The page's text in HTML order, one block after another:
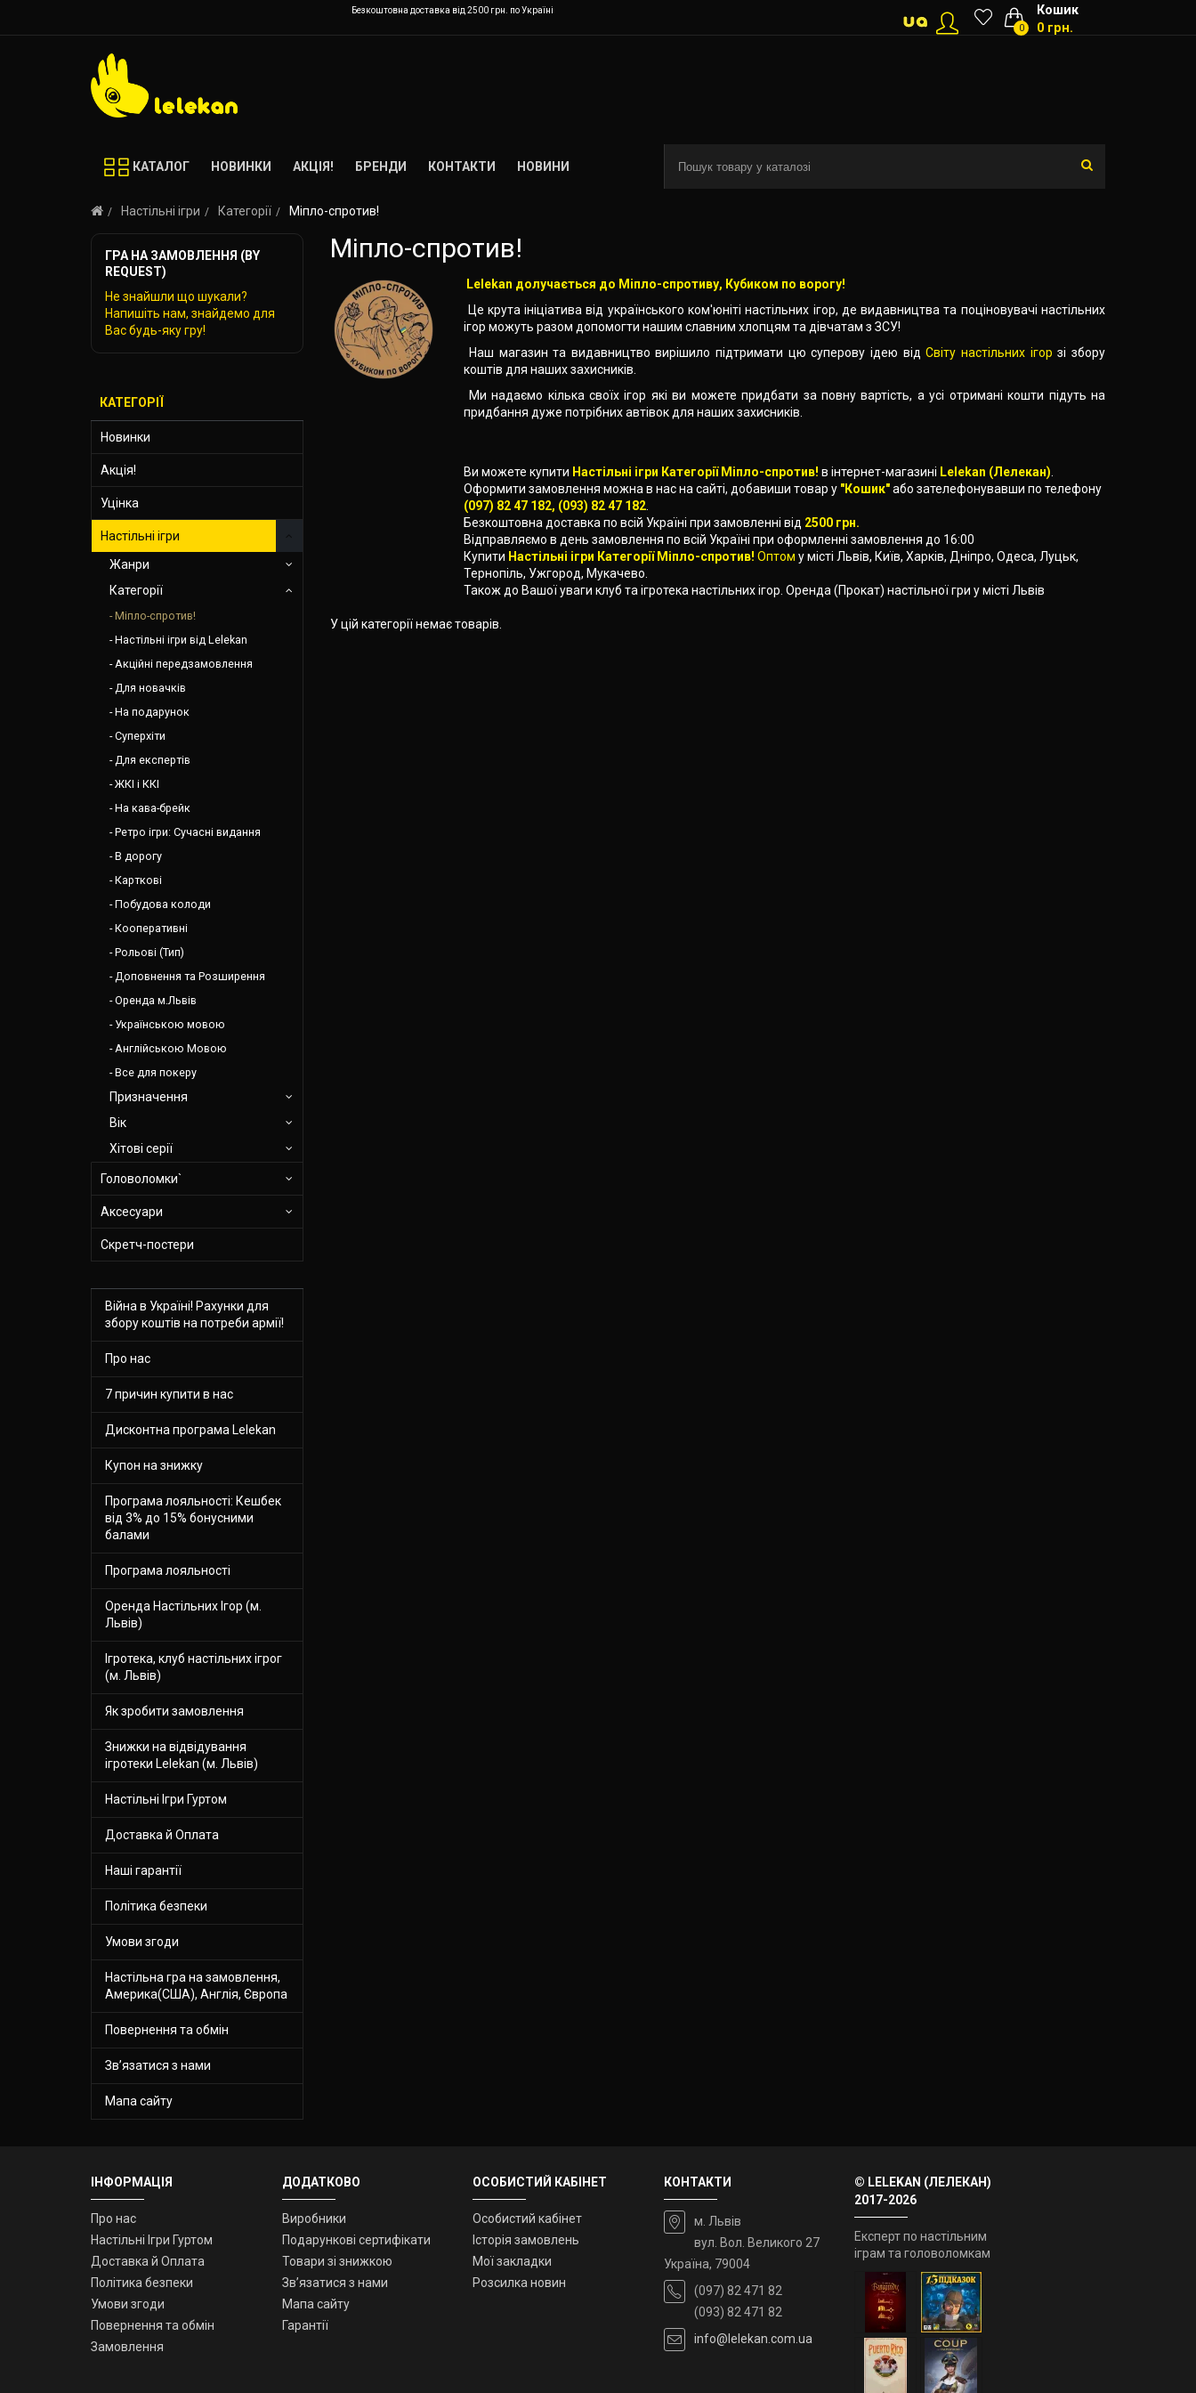
Безкоштовна доставка від 2500 грн. по Україні Кошик
0 0 грн.
КАТАЛОГ НОВИНКИ АКЦІЯ! БРЕНДИ КОНТАКТИ НОВИНИ
Настільні ігри Категорії Міпло-спротив!
ГРА НА ЗАМОВЛЕННЯ (BY
REQUEST)
Не знайшли що шукали?
Напишіть нам, знайдемо для
Вас будь-яку гру!
КАТЕГОРІЇ
Новинки
Акція!
Уцінка
Настільні ігри
Жанри
Категорії
Міпло-спротив!
Настільні ігри від Lelekan
Акційні передзамовлення
Для новачків
На подарунок
Суперхіти
Для експертів
ЖКІ і ККІ
На кава-брейк
Ретро ігри: Сучасні видання
В дорогу
Карткові
Побудова колоди
Кооперативні
Рольові (Тип)
Доповнення та Розширення
Оренда м.Львів
Українською мовою
Англійською Мовою
Все для покеру
Призначення
Вік
Хітові серії
Головоломки`
Аксесуари
Скретч-постери
Війна в Україні! Рахунки для
збору коштів на потреби армії!
Про нас
7 причин купити в нас
Дисконтна програма Lelekan
Купон на знижку
Програма лояльності: Кешбек
від 3% до 15% бонусними
балами
Програма лояльності
Оренда Настільних Ігор (м.
Львів)
Ігротека, клуб настільних ігрог
(м. Львів)
Як зробити замовлення
Знижки на відвідування
ігротеки Lelekan (м. Львів)
Настільні Ігри Гуртом
Доставка й Оплата
Наші гарантії
Політика безпеки
Умови згоди
Настільна гра на замовлення,
Америка(США), Англія, Європа
Повернення та обмін
Зв’язатися з нами
Мапа сайту
Міпло-спротив!
Lelekan долучається до Міпло-спротиву, Кубиком по ворогу!
Це крута ініціатива від українського ком'юніті настільних ігор, де видавництва та поціновувачі настільних
ігор можуть разом допомогти нашим славним хлопцям та дівчатам з ЗСУ!
Наш магазин та видавництво вирішило підтримати цю суперову ідею відСвіту настільних ігор зі збору
коштів для наших захисників.
Ми надаємо кілька своїх ігор які ви можете придбати за повну вартість, а усі отримані кошти підуть на
придбання дуже потрібних автівок для наших захисників.
Ви можете купити Настільні ігри Категорії Міпло-спротив! в інтернет-магазині Lelekan (Лелекан)
Оформити замовлення можна в нас на сайті, добавиши товар у "Кошик"або зателефонувавши по телефону
(097) 82 47 182, (093) 82 47 182
Безкоштовна доставка по всій Україні при замовленні від 2500 грн.
Відправляємо в день замовлення по всій Україні при оформленні замовлення до 16:00
Купити Настільні ігри Категорії Міпло-спротив! Оптом у місті Львів, Київ, Харків, Дніпро, Одеса, Луцьк,
Тернопіль, Ужгород, Мукачево.
Також до Вашої уваги клуб та ігротека настільних ігор. Оренда (Прокат) настільної гри у місті Львів
У цій категорії немає товарів.
ІНФОРМАЦІЯ
Про нас
Настільні Ігри Гуртом
Доставка й Оплата
Політика безпеки
Умови згоди
Повернення та обмін
Замовлення
ДОДАТКОВО
Виробники
Подарункові сертифікати
Товари зі знижкою
Зв’язатися з нами
Мапа сайту
Гарантії
ОСОБИСТИЙ КАБІНЕТ
Особистий кабінет
Історія замовлень
Мої закладки
Розсилка новин
КОНТАКТИ
м. Львів
вул. Вол. Великого 27
Україна, 79004
(097) 82 471 82
(093) 82 471 82
info@lelekan.com.ua
© LELEKAN (ЛЕЛЕКАН)
2017-2026
Експерт по настільним
іграм та головоломкам